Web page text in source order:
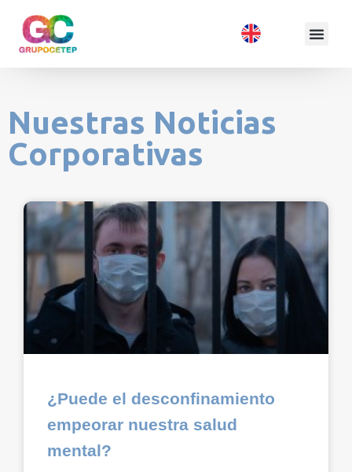
Nuestras Noticias
Corporativas
¿Puede el desconfinamiento
empeorar nuestra salud
mental?